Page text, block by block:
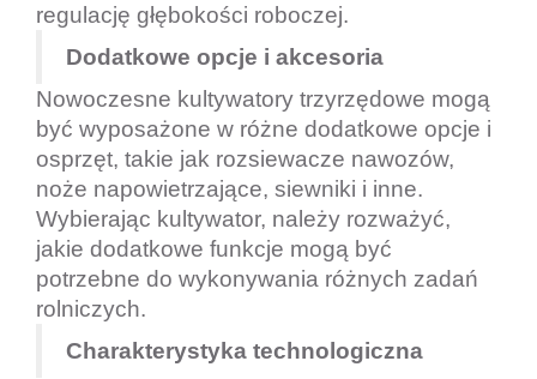
regulację głębokości roboczej.
Dodatkowe opcje i akcesoria
Nowoczesne kultywatory trzyrzędowe mogą
być wyposażone w różne dodatkowe opcje i
osprzęt, takie jak rozsiewacze nawozów,
noże napowietrzające, siewniki i inne.
Wybierając kultywator, należy rozważyć,
jakie dodatkowe funkcje mogą być
potrzebne do wykonywania różnych zadań
rolniczych.
Charakterystyka technologiczna